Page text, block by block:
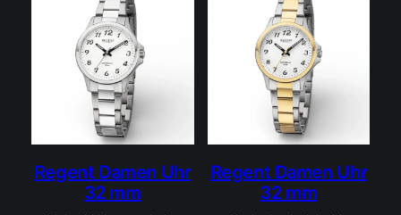
Regent Damen Uhr
32 mm
Regent Damen Uhr
32 mm